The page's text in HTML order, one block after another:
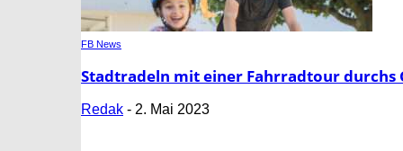
FB News
Stadtradeln mit einer Fahrradtour durchs
Redak - 2. Mai 2023